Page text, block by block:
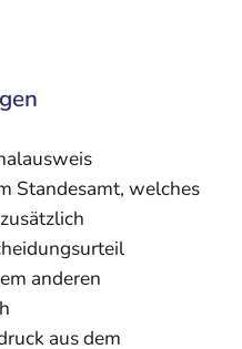
Standesamt, welches
anderen
aus dem